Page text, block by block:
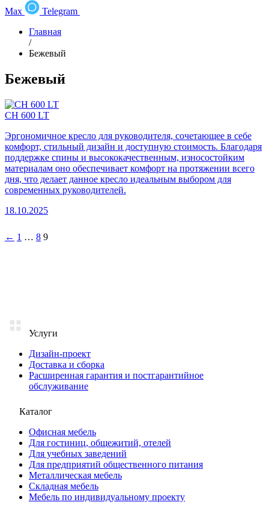
Max
Telegram
Главная
/
Бежевый
Бежевый
СН 600 LT
Эргономичное кресло для руководителя, сочетающее в себе
комфорт, стильный дизайн и доступную стоимость. Благодаря
поддержке спины и высококачественным, износостойким
материалам оно обеспечивает комфорт на протяжении всего
дня, что делает данное кресло идеальным выбором для
современных руководителей.
18.10.2025
Пагинация
← 1 … 8 9
Услуги
Дизайн-проект
Доставка и сборка
Расширенная гарантия и постгарантийное
обслуживание
Каталог
Офисная мебель
Для гостиниц, общежитий, отелей
Для учебных заведений
Для предприятий общественного питания
Металлическая мебель
Складная мебель
Мебель по индивидуальному проекту